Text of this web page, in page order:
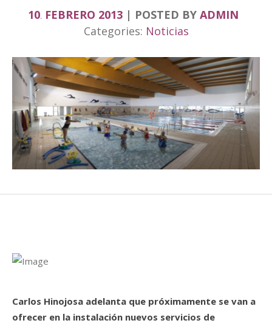
10. FEBRERO 2013 POSTED BY ADMIN
Categories: Noticias
Carlos Hinojosa adelanta que próximamente se van a
ofrecer en la instalación nuevos servicios de